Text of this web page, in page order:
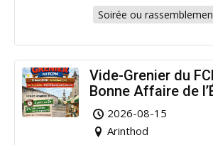
Soirée ou
Vide-Grenier du
Bonne Affaire de
Arinthod !
2026-08-15
Arinthod